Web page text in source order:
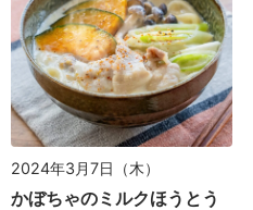
2024年3月7日（木）
かぼちゃのミルクほうとう